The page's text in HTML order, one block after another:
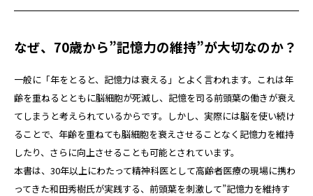
なぜ、70歳から”記憶力の維持”が大切なのか？
一般に「年をとると、記憶力は衰える」とよく言われます。これは年
齢を重ねるとともに脳細胞が死滅し、記憶を司る前頭葉の働きが衰え
てしまうと考えられているからです。しかし、実際には脳を使い続け
ることで、年齢を重ねても脳細胞を衰えさせることなく記憶力を維持
したり、さらに向上させることも可能とされています。
本書は、30年以上にわたって精神科医として高齢者医療の現場に携わ
ってきた和田秀樹氏が実践する、前頭葉を刺激して”記憶力を維持す